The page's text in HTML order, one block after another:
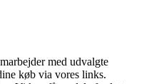
med udvalgte
køb via vores links.